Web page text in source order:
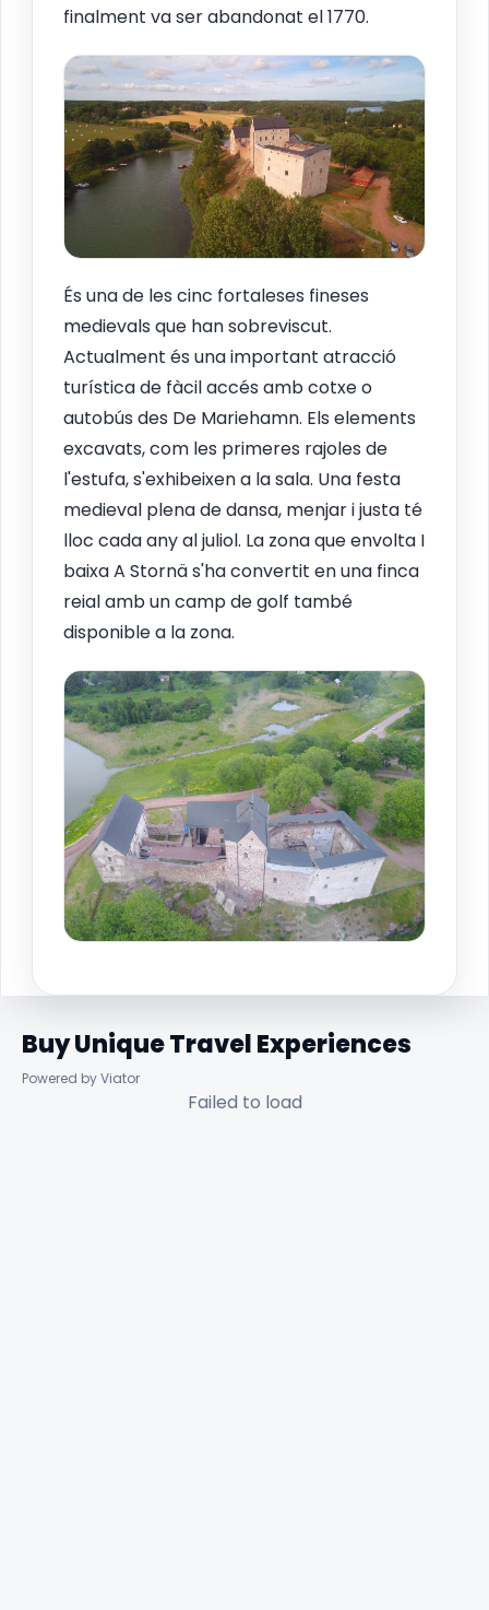
finalment va ser abandonat el 1770.
És una de les cinc fortaleses fineses
medievals que han sobreviscut.
Actualment és una important atracció
turística de fàcil accés amb cotxe o
autobús des De Mariehamn. Els elements
excavats, com les primeres rajoles de
l'estufa, s'exhibeixen a la sala. Una festa
medieval plena de dansa, menjar i justa té
lloc cada any al juliol. La zona que envolta I
baixa A Stornä s'ha convertit en una finca
reial amb un camp de golf també
disponible a la zona.
Buy Unique Travel Experiences
Powered by Viator
Failed to load